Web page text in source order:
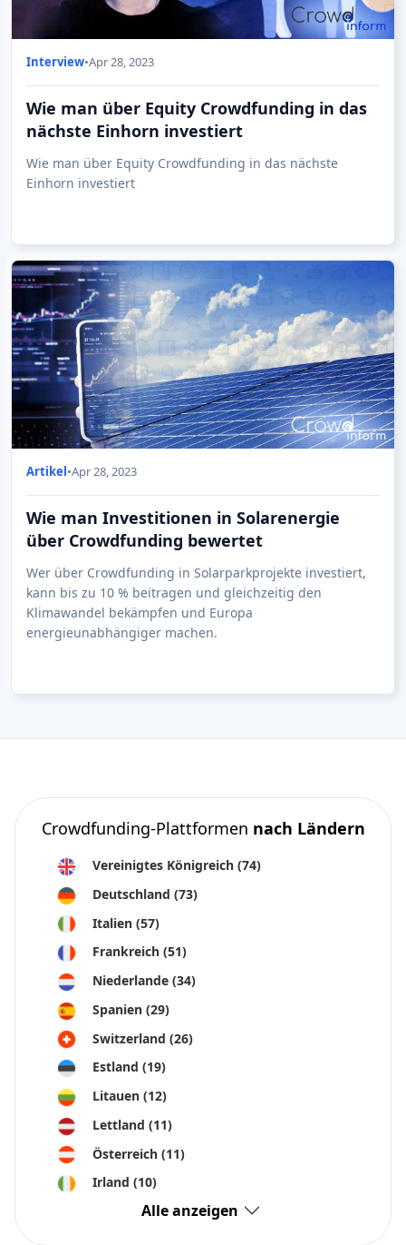
Interview•Apr 28, 2023
Wie man über Equity Crowdfunding in das
nächste Einhorn investiert
Wie man über Equity Crowdfunding in das nächste
Einhorn investiert
Artikel•Apr 28, 2023
Wie man Investitionen in Solarenergie
über Crowdfunding bewertet
Wer über Crowdfunding in Solarparkprojekte investiert,
kann bis zu 10 % beitragen und gleichzeitig den
Klimawandel bekämpfen und Europa
energieunabhängiger machen.
Crowdfunding-Plattformen nach Ländern
Vereinigtes Königreich (74)
Deutschland (73)
Italien (57)
Frankreich (51)
Niederlande (34)
Spanien (29)
Switzerland (26)
Estland (19)
Litauen (12)
Lettland (11)
Österreich (11)
Irland (10)
Alle anzeigen